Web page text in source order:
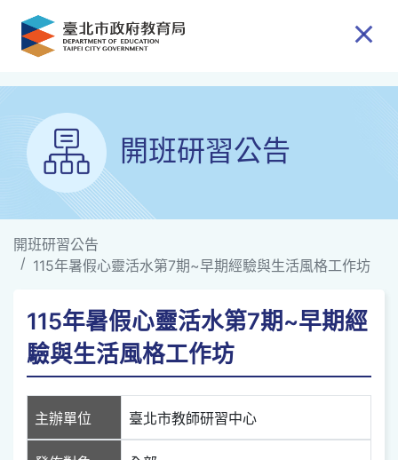
跳到主要內容
開班研習公告
開班研習公告
115年暑假心靈活水第7期~早期經驗與生活風格工作坊
115年暑假心靈活水第7期~早期經
驗與生活風格工作坊
主辦單位 臺北市教師研習中心